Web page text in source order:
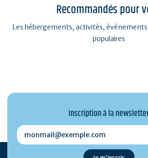
Recommandés pour
Les hébergements, activités,
populaires
Inscription à la
monmail@exemple.com